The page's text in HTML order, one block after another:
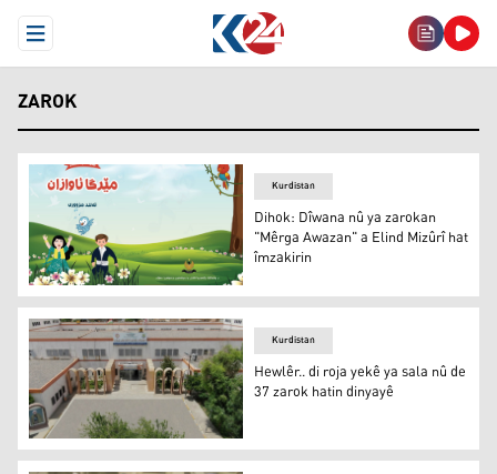
Open Menu
ZAROK
Dihok: Dîwana nû ya zarokan "Mêrga Awazan" a Elind
Kurdistan
Dihok: Dîwana nû ya zarokan
"Mêrga Awazan" a Elind Mizûrî hat
îmzakirin
Nexweşxaneya Jinan û Bûna Zarokan a Perwerdehiyê
Kurdistan
Hewlêr.. di roja yekê ya sala nû de
37 zarok hatin dinyayê